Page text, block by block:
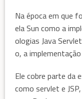
Na época em que
ela Sun como a
ologias Java
o, a
Ele cobre parte da
como servlet e